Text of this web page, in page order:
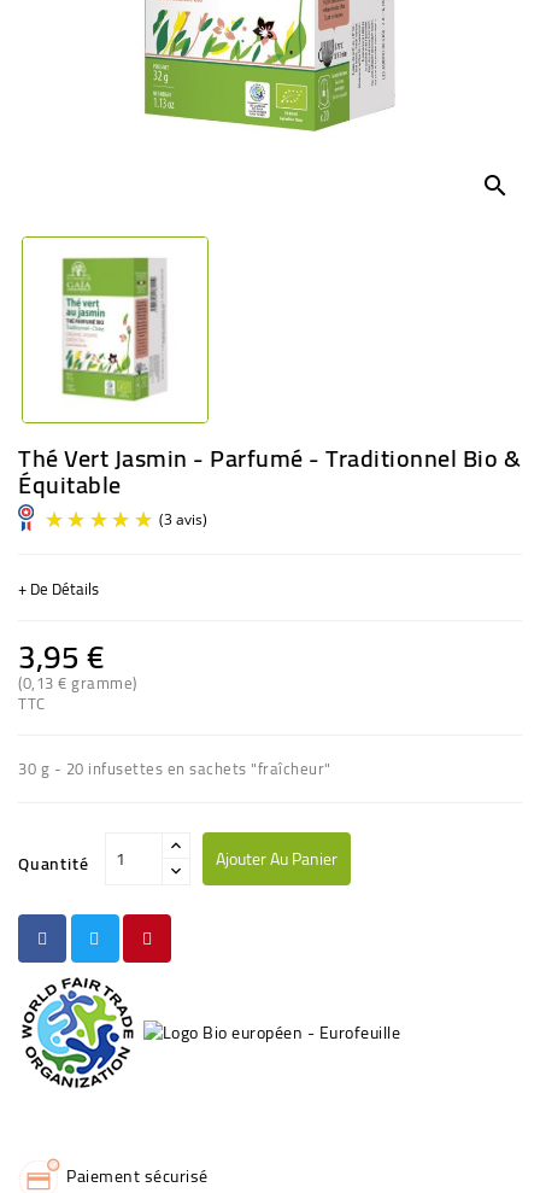
search
Thé Vert Jasmin - Parfumé - Traditionnel Bio &
Équitable
+ De Détails
3,95 €
(0,13 € gramme)
TTC
30 g - 20 infusettes en sachets "fraîcheur"
Quantité Ajouter Au Panier
Paiement sécurisé